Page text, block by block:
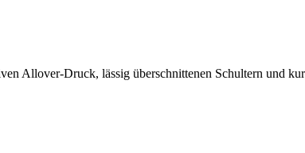
Allover-Druck, lässig überschnittenen Schultern und